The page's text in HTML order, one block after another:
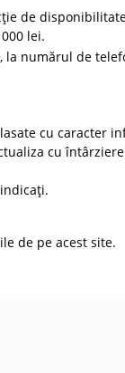
de
lei.
, la numărul de
cu caracter
cu
de pe acest site.